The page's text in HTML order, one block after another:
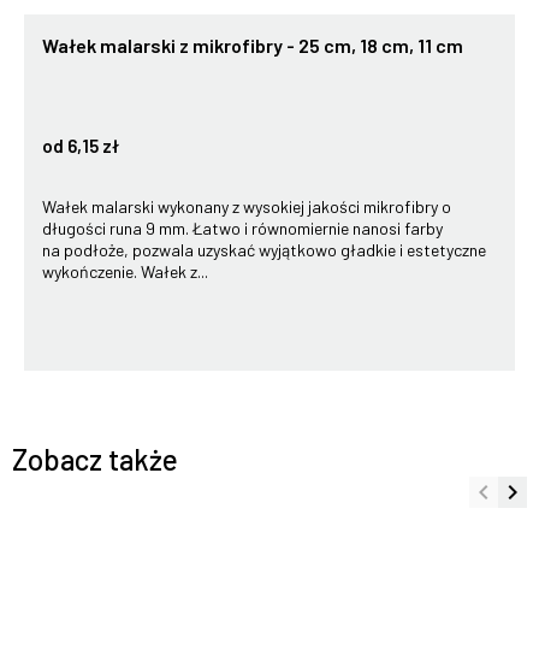
Wałek malarski z mikrofibry - 25 cm, 18 cm, 11 cm
od 6,15 zł
Wałek malarski wykonany z wysokiej jakości mikrofibry o
długości runa 9 mm. Łatwo i równomiernie nanosi farby
na podłoże, pozwala uzyskać wyjątkowo gładkie i estetyczne
wykończenie. Wałek z...
Zobacz także
keyboard_arrow_left keyboard_arrow_right